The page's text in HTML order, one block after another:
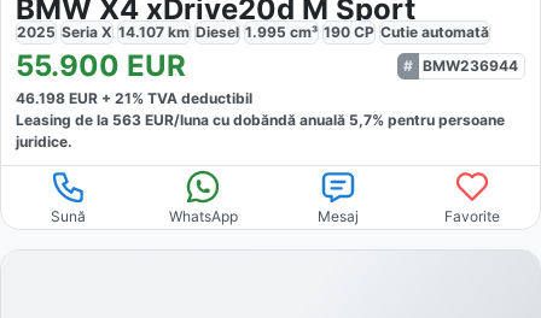
BMW X4 xDrive20d M Sport
2025 Seria X 14.107 km Diesel 1.995 cm³ 190 CP Cutie automată
55.900 EUR
BMW236944
46.198 EUR + 21% TVA deductibil
Leasing de la 563 EUR/luna cu dobăndă anuală 5,7% pentru persoane
juridice.
Sună WhatsApp Mesaj Favorite